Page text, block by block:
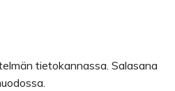
tietokannassa. Salasana